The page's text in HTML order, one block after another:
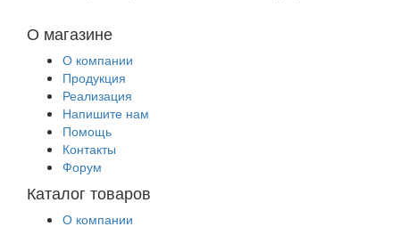
О магазине
О компании
Продукция
Реализация
Напишите нам
Помощь
Контакты
Форум
Каталог товаров
О компании